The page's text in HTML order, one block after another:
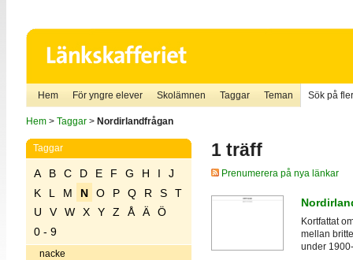
Hem För yngre elever Skolämnen Taggar Teman Sök på
Hem> Taggar> Nordirlandfrågan
Taggar
A B C D E F G H I
J
K
L M N O P Q R S
T
U
V W X Y Z Å Ä
Ö
0 - 9
nacke
1 träff
Prenumerera på nya länkar
Kortfattat
mellan
under